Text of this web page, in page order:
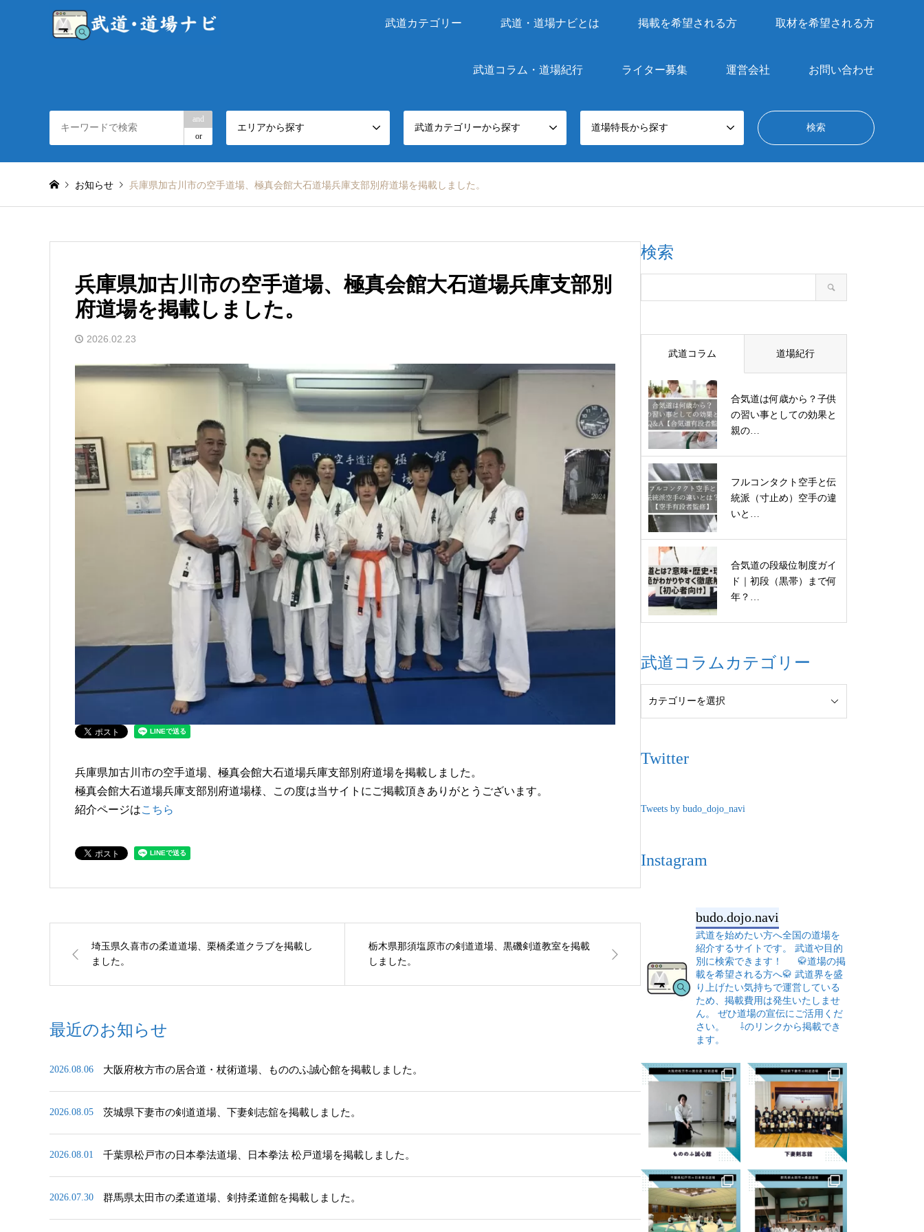
武道カテゴリー 武道・道場ナビとは 掲載を希望される方 取材を希望される方
武道コラム・道場紀行 ライター募集 運営会社 お問い合わせ
and
or
エリアから探す 武道カテゴリーから探す 道場特長から探す
お知らせ 兵庫県加古川市の空手道場、極真会館大石道場兵庫支部別府道場を掲載しました。
兵庫県加古川市の空手道場、極真会館大石道場兵庫支部別
府道場を掲載しました。
2026.02.23
兵庫県加古川市の空手道場、極真会館大石道場兵庫支部別府道場を掲載しました。
極真会館大石道場兵庫支部別府道場様、この度は当サイトにご掲載頂きありがとうございます。
紹介ページはこちら
埼玉県久喜市の柔道道場、栗橋柔道クラブを掲載し
ました。
栃木県那須塩原市の剣道道場、黒磯剣道教室を掲載
しました。
最近のお知らせ
2026.08.06 大阪府枚方市の居合道・杖術道場、もののふ誠心館を掲載しました。
2026.08.05 茨城県下妻市の剣道道場、下妻剣志舘を掲載しました。
2026.08.01 千葉県松戸市の日本拳法道場、日本拳法 松戸道場を掲載しました。
2026.07.30 群馬県太田市の柔道道場、剣持柔道館を掲載しました。
検索
武道コラム 道場紀行
合気道は何歳から？子供
の習い事としての効果と
親の…
フルコンタクト空手と伝
統派（寸止め）空手の違
いと…
合気道の段級位制度ガイ
ド｜初段（黒帯）まで何
年？…
武道コラムカテゴリー
Twitter
Tweets by budo_dojo_navi
Instagram
budo.dojo.navi
武道を始めたい方へ全国の道場を
紹介するサイトです。
武道や目的
別に検索できます！
🥋道場の掲
載を希望される方へ🥋 武道界を盛
り上げたい気持ちで運営している
ため、掲載費用は発生いたしませ
ん。
ぜひ道場の宣伝にご活用くだ
さい。
⇩のリンクから掲載でき
ます。